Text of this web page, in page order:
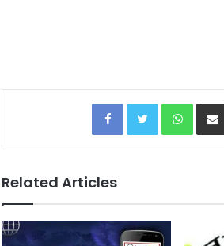
Facebook Twitter WhatsApp
Related Articles